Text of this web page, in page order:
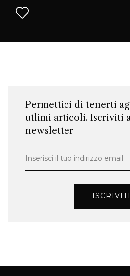
Permettici di tenerti
utlimi articoli. Iscriviti
newsletter
Inserisci il tuo indirizzo email
ISCRIVITI